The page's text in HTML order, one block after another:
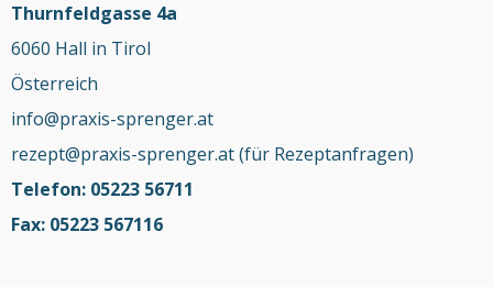
Thurnfeldgasse 4a
6060 Hall in Tirol
Österreich
info@praxis-sprenger.at
rezept@praxis-sprenger.at (für Rezeptanfragen)
Telefon: 05223 56711
Fax: 05223 567116